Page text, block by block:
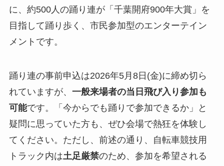
に、約500人の踊り連が「千葉開府900年大賞」を
目指して踊り歩く、市民参加型のエンターテイン
メントです。
踊り連の事前申込は2026年5月8日(金)に締め切ら
れていますが、 一般来場者の当日飛び入り参加も
可能です。「今からでも踊りで参加できるか」と
疑問に思っていた方も、ぜひ会場で熱狂を体験し
てください。ただし、前述の通り、自転車競技用
トラック内は土足厳禁のため、参加を希望される